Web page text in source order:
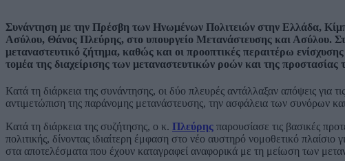
Συνάντηση με την Πρέσβη των Ηνωμένων Πολιτειών στην Ελλάδα,
Ασύλου, Θάνος Πλεύρης, στο υπουργείο Μετανάστευσης και Ασύλου.
μεταναστευτικό ζήτημα, καθώς και οι προοπτικές περαιτέρω
τομέα της διαχείρισης των μεταναστευτικών ροών και της προστασίας
Κατά τη διάρκεια της συνάντησης, οι δύο πλευρές αντάλλαξαν απόψεις για
αντιμετώπιση της παράνομης μετανάστευσης, την ασφάλεια των συνόρων
Κατά τη διάρκεια της συζήτησης, ο κ. Πλεύρης παρουσίασε τις βασικές
πολιτικής, δίνοντας ιδιαίτερη έμφαση στο νέο αυστηρό νομοθετικό
στα αποτελέσματα που έχουν καταγραφεί αναφορικά με τη μείωση των